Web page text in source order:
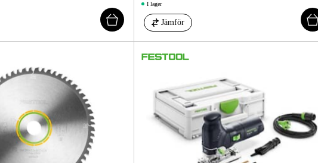
I lager
Jämför